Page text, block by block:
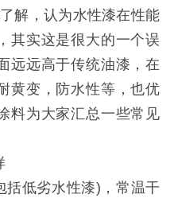
解，认为水性漆在性能
其实这是很大的一个误
远远高于传统油漆，在
黄变，防水性等，也优
料为大家汇总一些常见
括低劣水性漆) ，常温干